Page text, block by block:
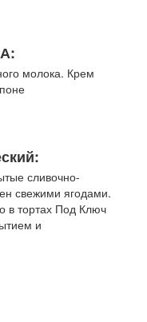
молока. Крем
сливочно-
свежими ягодами.
в тортах Под Ключ
и